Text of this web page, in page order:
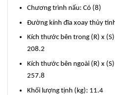
Chương trình nấu: Có (8)
Đường kính đĩa xoay thủy
Kích thước bên trong (R) x
208.2
Kích thước bên ngoài (R) x
257.8
Khối lượng tịnh (kg): 11.4